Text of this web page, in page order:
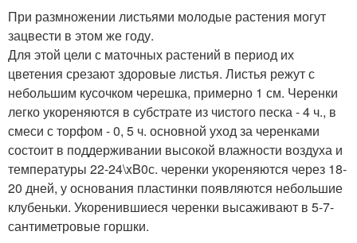
При размножении листьями молодые растения могут
зацвести в этом же году.
Для этой цели с маточных растений в период их
цветения срезают здоровые листья. Листья режут с
небольшим кусочком черешка, примерно 1 см. Черенки
легко укореняются в субстрате из чистого песка - 4 ч., в
смеси с торфом - 0, 5 ч. основной уход за черенками
состоит в поддерживании высокой влажности воздуха и
температуры 22-24\xB0с. черенки укореняются через 18-
20 дней, у основания пластинки появляются небольшие
клубеньки. Укоренившиеся черенки высаживают в 5-7-
сантиметровые горшки.